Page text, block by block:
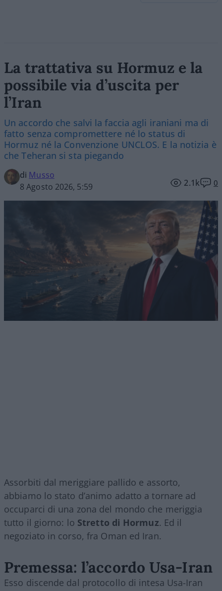
La trattativa su Hormuz e la
possibile via d’uscita per
l’Iran
Un accordo che salvi la faccia agli iraniani ma di
fatto senza compromettere né lo status di
Hormuz né la Convenzione UNCLOS. E la notizia è
che Teheran si sta piegando
di Musso
8 Agosto 2026, 5:59
2.1k 0
Assorbiti dal meriggiare pallido e assorto,
abbiamo lo stato d’animo adatto a tornare ad
occuparci di una zona del mondo che meriggia
tutto il giorno: lo Stretto di Hormuz. Ed il
negoziato in corso, fra Oman ed Iran.
Premessa: l’accordo Usa-Iran
Esso discende dal protocollo di intesa Usa-Iran